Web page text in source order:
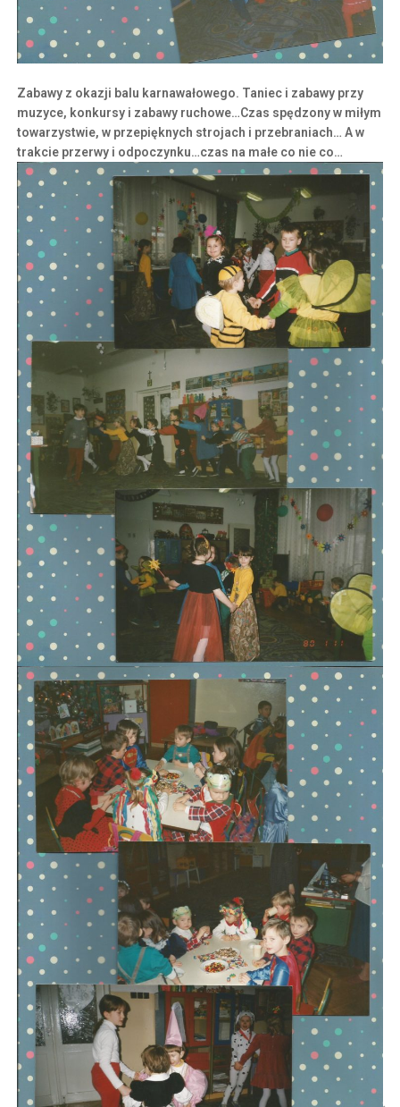
Zabawy z okazji balu karnawałowego. Taniec i zabawy przy
muzyce, konkursy i zabawy ruchowe…Czas spędzony w miłym
towarzystwie, w przepięknych strojach i przebraniach… A w
trakcie przerwy i odpoczynku…czas na małe co nie co…